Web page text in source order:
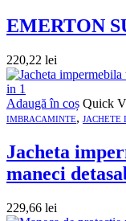
EMERTON
220,22 lei
Adaugă în coș Quick
IMBRACAMINTE, JACHETE
Jacheta
maneci
229,66 lei